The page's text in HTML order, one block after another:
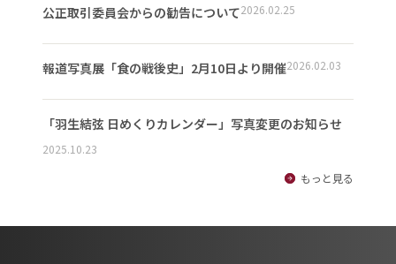
公正取引委員会からの勧告について2026.02.25
報道写真展「食の戦後史」2月10日より開催2026.02.03
「羽生結弦 日めくりカレンダー」写真変更のお知らせ
2025.10.23
もっと見る